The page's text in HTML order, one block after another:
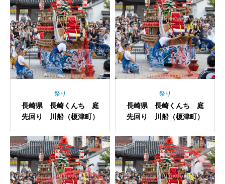
祭り
長崎県 長崎くんち 庭
先回り 川船（榎津町）
祭り
長崎県 長崎くんち 庭
先回り 川船（榎津町）